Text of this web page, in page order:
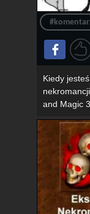
Kiedy
and Magic 3